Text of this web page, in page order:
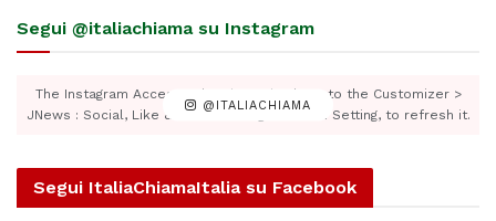
Segui @italiachiama su Instagram
@ITALIACHIAMA
The Instagram Access Token is expired, Go to the Customizer >
JNews : Social, Like & View > Instagram Feed Setting, to refresh it.
Segui ItaliaChiamaItalia su Facebook